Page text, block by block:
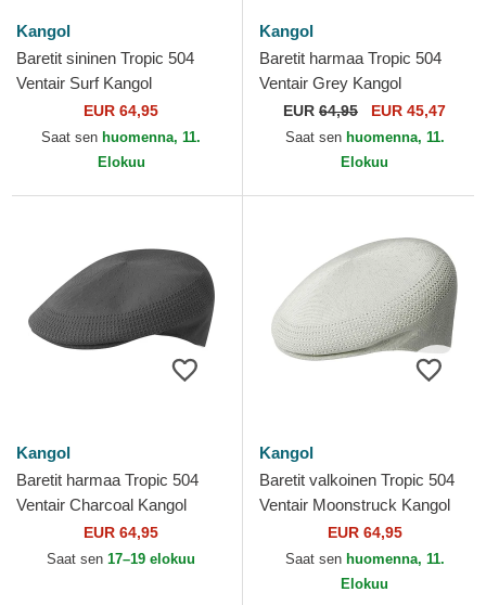
Kangol
Baretit sininen Tropic 504
Ventair Surf Kangol
EUR 64,95
Saat sen huomenna, 11.
Elokuu
Kangol
Baretit harmaa Tropic 504
Ventair Grey Kangol
EUR 64,95 EUR 45,47
Saat sen huomenna, 11.
Elokuu
Kangol
Baretit harmaa Tropic 504
Ventair Charcoal Kangol
EUR 64,95
Saat sen 17–19 elokuu
Kangol
Baretit valkoinen Tropic 504
Ventair Moonstruck Kangol
EUR 64,95
Saat sen huomenna, 11.
Elokuu